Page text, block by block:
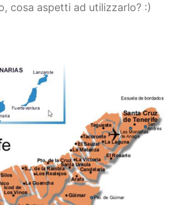
cosa aspetti ad utilizzarlo? :)